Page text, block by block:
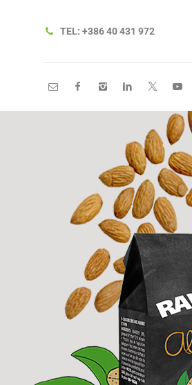
TEL: +386 40 431 972